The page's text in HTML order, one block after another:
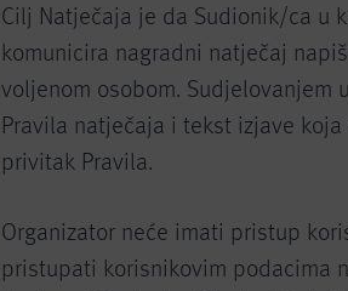
Cilj Natječaja je da Sudionik/ca u
komunicira nagradni natječaj
voljenom osobom. Sudjelovanjem
Pravila natječaja i tekst izjave
privitak Pravila.
Organizator neće imati pristup
pristupati korisnikovim podacima